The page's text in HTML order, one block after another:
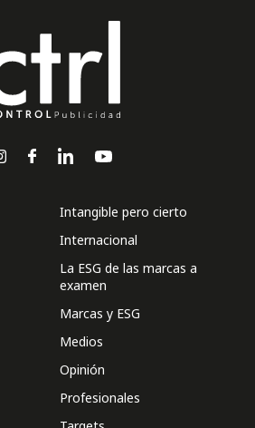
Intangible pero cierto
Internacional
La ESG de las marcas a
examen
Marcas y ESG
Medios
Opinión
Profesionales